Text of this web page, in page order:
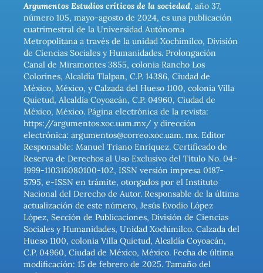
Argumentos Estudios críticos de la sociedad, año 37,
número 105, mayo-agosto de 2024, es una publicación
cuatrimestral de la Universidad Autónoma
Metropolitana a través de la unidad Xochimilco, División
de Ciencias Sociales y Humanidades. Prolongación
Canal de Miramontes 3855, colonia Rancho Los
Colorines, Alcaldía Tlalpan, C.P. 14386, Ciudad de
México, México, y Calzada del Hueso 1100, colonia Villa
Quietud, Alcaldía Coyoacán, C.P. 04960, Ciudad de
México, México. Página electrónica de la revista:
https://argumentos.xoc.uam.mx/ y dirección
electrónica: argumentos@correo.xoc.uam. mx. Editor
Responsable: Manuel Triano Enríquez. Certificado de
Reserva de Derechos al Uso Exclusivo del Título No. 04-
1999-110316080100-102, ISSN versión impresa 0187-
5795, e-ISSN en trámite, otorgados por el Instituto
Nacional del Derecho de Autor. Responsable de la última
actualización de este número, Jesús Evodio López
López, Sección de Publicaciones, División de Ciencias
Sociales y Humanidades, Unidad Xochimilco. Calzada del
Hueso 1100, colonia Villa Quietud, Alcaldía Coyoacán,
C.P. 04960, Ciudad de México, México. Fecha de última
modificación: 15 de febrero de 2025. Tamaño del